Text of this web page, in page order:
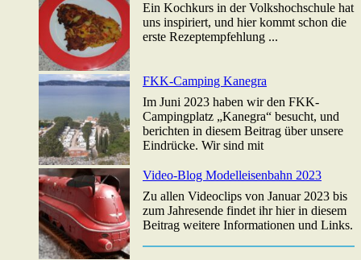
Ein Kochkurs in der Volkshochschule hat
uns inspiriert, und hier kommt schon die
erste Rezeptempfehlung ...
FKK-Camping Kanegra
Im Juni 2023 haben wir den FKK-
Campingplatz „Kanegra“ besucht, und
berichten in diesem Beitrag über unsere
Eindrücke. Wir sind mit
Video-Blog Modelleisenbahn 2023
Zu allen Videoclips von Januar 2023 bis
zum Jahresende findet ihr hier in diesem
Beitrag weitere Informationen und Links.